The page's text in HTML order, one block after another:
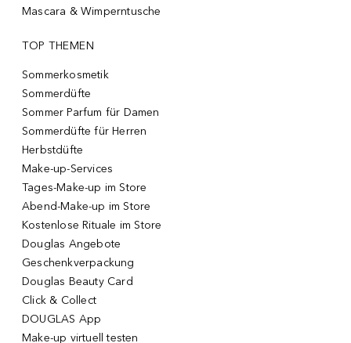
Mascara & Wimperntusche
TOP THEMEN
Sommerkosmetik
Sommerdüfte
Sommer Parfum für Damen
Sommerdüfte für Herren
Herbstdüfte
Make-up-Services
Tages-Make-up im Store
Abend-Make-up im Store
Kostenlose Rituale im Store
Douglas Angebote
Geschenkverpackung
Douglas Beauty Card
Click & Collect
DOUGLAS App
Make-up virtuell testen